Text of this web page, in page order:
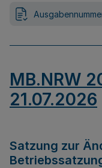
MB.NRW
21.07.2026
Satzung zur